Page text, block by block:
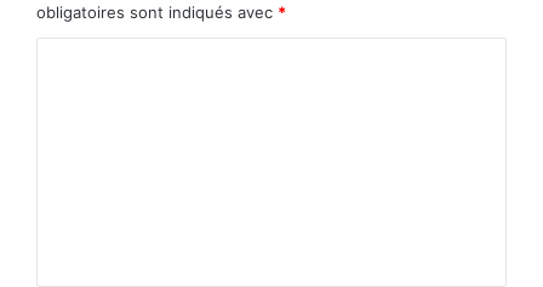
obligatoires sont indiqués avec *